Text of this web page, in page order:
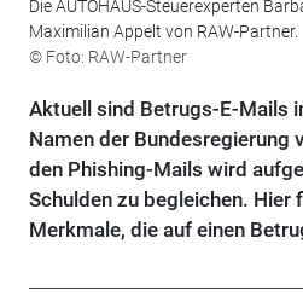
Die AUTOHAUS-Steuerexperten
Maximilian Appelt von RAW-Partner.
© Foto: RAW-Partner
Aktuell sind Betrugs-E-Mails
Namen der Bundesregierung
den Phishing-Mails wird
Schulden zu begleichen. Hier
Merkmale, die auf einen